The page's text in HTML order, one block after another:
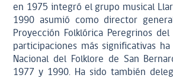
en 1975 integró el grupo musical
1990 asumió como director
Proyección Folklórica Peregrinos
participaciones más significativas
Nacional del Folklore de San
1977 y 1990. Ha sido también